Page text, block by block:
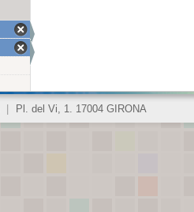
Pl. del Vi, 1. 17004 GIRONA